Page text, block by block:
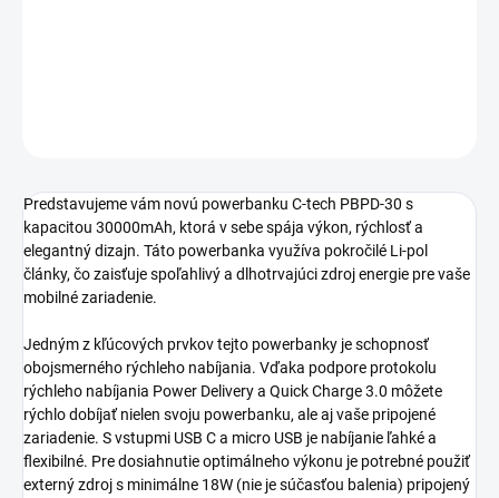
Predstavujeme vám novú powerbanku C-tech PBPD-30 s
kapacitou 30000mAh, ktorá v sebe spája výkon, rýchlosť a
elegantný dizajn. Táto powerbanka využíva pokročilé Li-pol
články, čo zaisťuje spoľahlivý a dlhotrvajúci zdroj energie pre vaše
mobilné zariadenie.
Jedným z kľúcových prvkov tejto powerbanky je schopnosť
obojsmerného rýchleho nabíjania. Vďaka podpore protokolu
rýchleho nabíjania Power Delivery a Quick Charge 3.0 môžete
rýchlo dobíjať nielen svoju powerbanku, ale aj vaše pripojené
zariadenie. S vstupmi USB C a micro USB je nabíjanie ľahké a
flexibilné. Pre dosiahnutie optimálneho výkonu je potrebné použiť
externý zdroj s minimálne 18W (nie je súčasťou balenia) pripojený